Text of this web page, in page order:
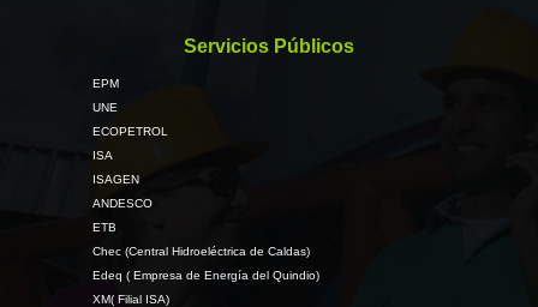
Servicios Públicos
EPM
UNE
ECOPETROL
ISA
ISAGEN
ANDESCO
ETB
Chec (Central Hidroeléctrica de Caldas)
Edeq ( Empresa de Energía del Quindio)
XM( Filial ISA)